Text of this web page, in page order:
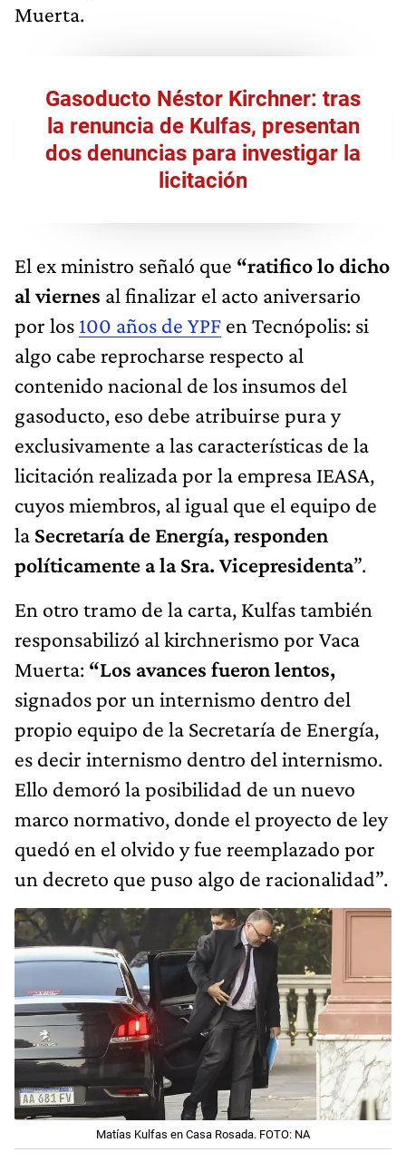
Muerta.
Gasoducto Néstor Kirchner: tras
la renuncia de Kulfas, presentan
dos denuncias para investigar la
licitación
El ex ministro señaló que “ratifico lo dicho
al viernes al finalizar el acto aniversario
por los 100 años de YPF en Tecnópolis: si
algo cabe reprocharse respecto al
contenido nacional de los insumos del
gasoducto, eso debe atribuirse pura y
exclusivamente a las características de la
licitación realizada por la empresa IEASA,
cuyos miembros, al igual que el equipo de
la Secretaría de Energía, responden
políticamente a la Sra. Vicepresidenta”.
En otro tramo de la carta, Kulfas también
responsabilizó al kirchnerismo por Vaca
Muerta: “Los avances fueron lentos,
signados por un internismo dentro del
propio equipo de la Secretaría de Energía,
es decir internismo dentro del internismo.
Ello demoró la posibilidad de un nuevo
marco normativo, donde el proyecto de ley
quedó en el olvido y fue reemplazado por
un decreto que puso algo de racionalidad”.
Matías Kulfas en Casa Rosada. FOTO: NA